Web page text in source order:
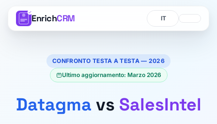
EnrichCRM Lingua
Lingua
CONFRONTO TESTA A TESTA — 2026
Ultimo aggiornamento: Marzo 2026
Datagma vs SalesIntel